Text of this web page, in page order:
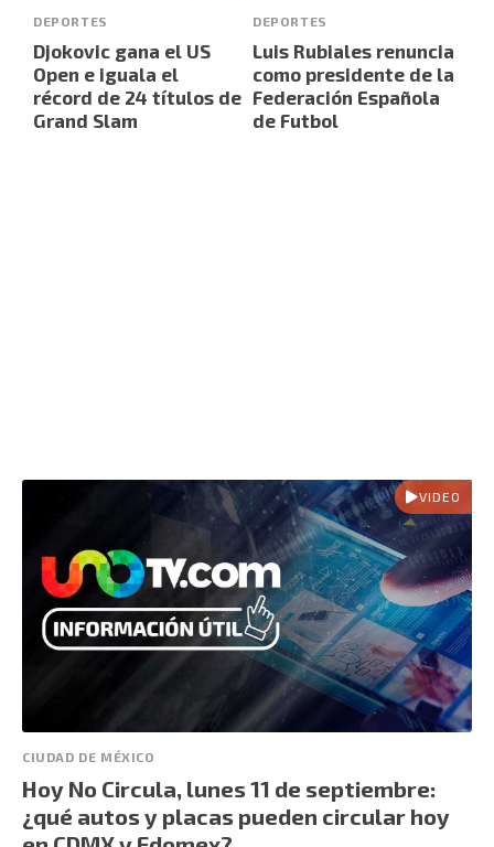
DEPORTES
Djokovic gana el US
Open e iguala el
récord de 24 títulos de
Grand Slam
DEPORTES
Luis Rubiales renuncia
como presidente de la
Federación Española
de Futbol
VIDEO
CIUDAD DE MÉXICO
Hoy No Circula, lunes 11 de septiembre:
¿qué autos y placas pueden circular hoy